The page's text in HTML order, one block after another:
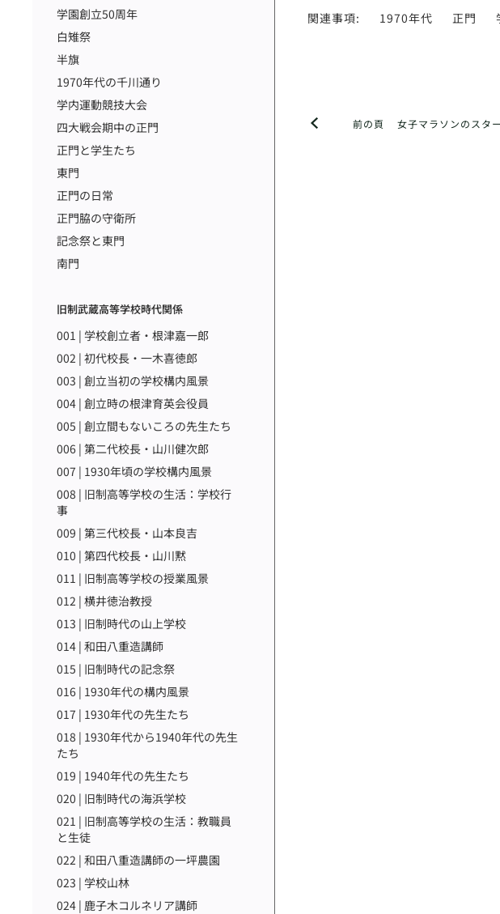
学園創立50周年
白雉祭
半旗
1970年代の千川通り
学内運動競技大会
四大戦会期中の正門
正門と学生たち
東門
正門の日常
正門脇の守衛所
記念祭と東門
南門
旧制武蔵高等学校時代関係
001 | 学校創立者・根津嘉一郎
002 | 初代校長・一木喜徳郎
003 | 創立当初の学校構内風景
004 | 創立時の根津育英会役員
005 | 創立間もないころの先生たち
006 | 第二代校長・山川健次郎
007 | 1930年頃の学校構内風景
008 | 旧制高等学校の生活：学校行
事
009 | 第三代校長・山本良吉
010 | 第四代校長・山川黙
011 | 旧制高等学校の授業風景
012 | 横井徳治教授
013 | 旧制時代の山上学校
014 | 和田八重造講師
015 | 旧制時代の記念祭
016 | 1930年代の構内風景
017 | 1930年代の先生たち
018 | 1930年代から1940年代の先生
たち
019 | 1940年代の先生たち
020 | 旧制時代の海浜学校
021 | 旧制高等学校の生活：教職員
と生徒
022 | 和田八重造講師の一坪農園
023 | 学校山林
024 | 鹿子木コルネリア講師
関連事項: 1970年代 正門
前の頁 女子マラソンのスタ